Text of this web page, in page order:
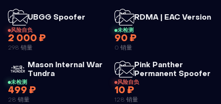
FIRMWARE
UBGG Spoofer
UBGG
风险自负
2 000 ₽
298 销量
RDMA | EAC Version外
RDMA | EAC
未检测
90 ₽
0 销量
Mason Internal War
Tundra外挂
MASON
未检测
499 ₽
28 销量
Pink Panther
Permanent Spoofer
PINK
风险自负
10 ₽
128 销量